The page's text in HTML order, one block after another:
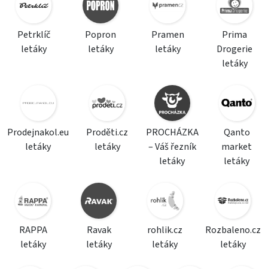
Petrklíč
letáky
Popron
letáky
Pramen
letáky
Prima
Drogerie
letáky
Prodejnakol.eu
letáky
Proděti.cz
letáky
PROCHÁZKA
– Váš řezník
letáky
Qanto
market
letáky
RAPPA
letáky
Ravak
letáky
rohlik.cz
letáky
Rozbaleno.cz
letáky